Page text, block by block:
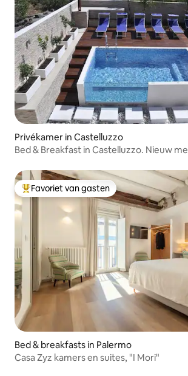
Privékamer in Castelluzzo
Bed & Breakfast in Castelluzzo. Nieuw
Topfavoriet van gasten
Favoriet van gasten
Bed & breakfasts in Palermo
Casa Zyz kamers en suites, "I Mori"